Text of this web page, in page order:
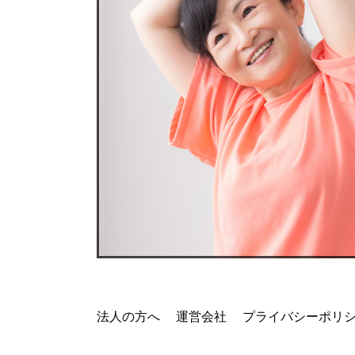
法人の方へ 運営会社 プライバシーポリ